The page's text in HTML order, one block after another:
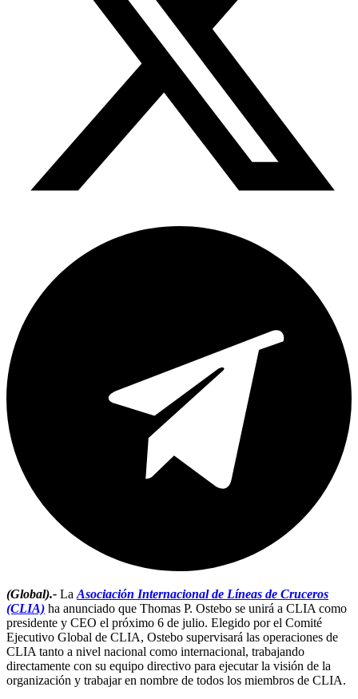
(Global).- La Asociación Internacional de Líneas de Cruceros
(CLIA) ha anunciado que Thomas P. Ostebo se unirá a CLIA como
presidente y CEO el próximo 6 de julio. Elegido por el Comité
Ejecutivo Global de CLIA, Ostebo supervisará las operaciones de
CLIA tanto a nivel nacional como internacional, trabajando
directamente con su equipo directivo para ejecutar la visión de la
organización y trabajar en nombre de todos los miembros de CLIA.